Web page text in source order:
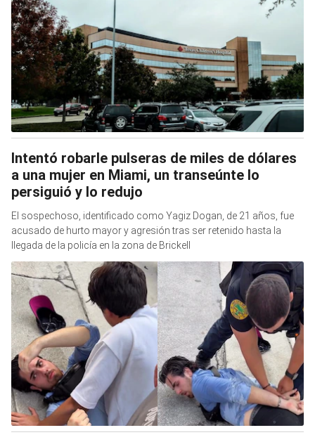
Intentó robarle pulseras de miles de dólares
a una mujer en Miami, un transeúnte lo
persiguió y lo redujo
El sospechoso, identificado como Yagiz Dogan, de 21 años, fue
acusado de hurto mayor y agresión tras ser retenido hasta la
llegada de la policía en la zona de Brickell